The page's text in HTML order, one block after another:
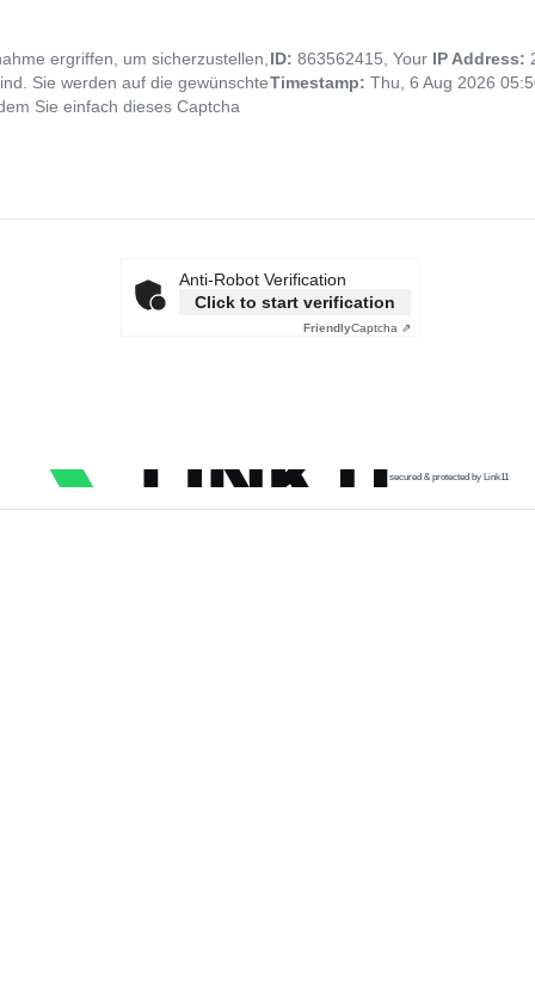
ergriffen, um sicherzustellen,
Sie werden auf die gewünschte
Sie einfach dieses Captcha
ID: 863562415, Your IP Address:
Timestamp: Thu, 6 Aug 2026
Anti-Robot Verification
Click to start verification
FriendlyCaptcha ⇗
secured & protected by Link11